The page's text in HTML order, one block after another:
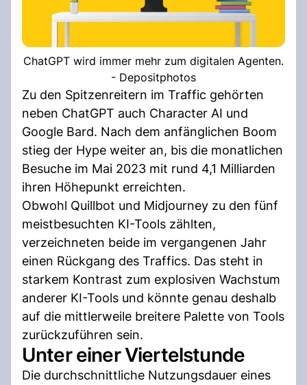
ChatGPT wird immer mehr zum digitalen Agenten.
- Depositphotos
Zu den Spitzenreitern im Traffic gehörten
neben ChatGPT auch Character AI und
Google Bard. Nach dem anfänglichen Boom
stieg der Hype weiter an, bis die monatlichen
Besuche im Mai 2023 mit rund 4,1 Milliarden
ihren Höhepunkt erreichten.
Obwohl Quillbot und Midjourney zu den fünf
meistbesuchten KI-Tools zählten,
verzeichneten beide im vergangenen Jahr
einen Rückgang des Traffics. Das steht in
starkem Kontrast zum explosiven Wachstum
anderer KI-Tools und könnte genau deshalb
auf die mittlerweile breitere Palette von Tools
zurückzuführen sein.
Unter einer Viertelstunde
Die durchschnittliche Nutzungsdauer eines